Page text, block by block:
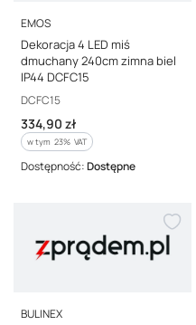
PRODUCENT
EMOS
Dekoracja 4 LED miś
dmuchany 240cm zimna biel
IP44 DCFC15
Kod producenta
DCFC15
Cena brutto
334,90 zł
w tym %s VAT
w tym 23% VAT
Dostępność:Dostępne
PRODUCENT
BULINEX